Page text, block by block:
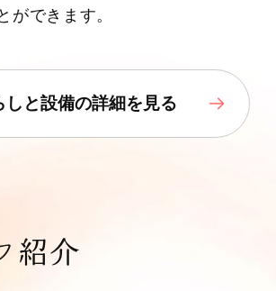
ができます。
しと設備の詳細を見る
紹介